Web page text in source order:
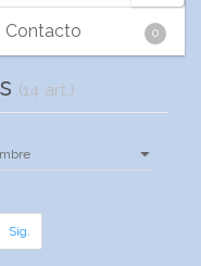
Contacto 0
(14 art.)
Sig.